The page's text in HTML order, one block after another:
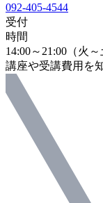
092-405-4544
受付
時間
14:00～21:00（火～
講座や受講費用を